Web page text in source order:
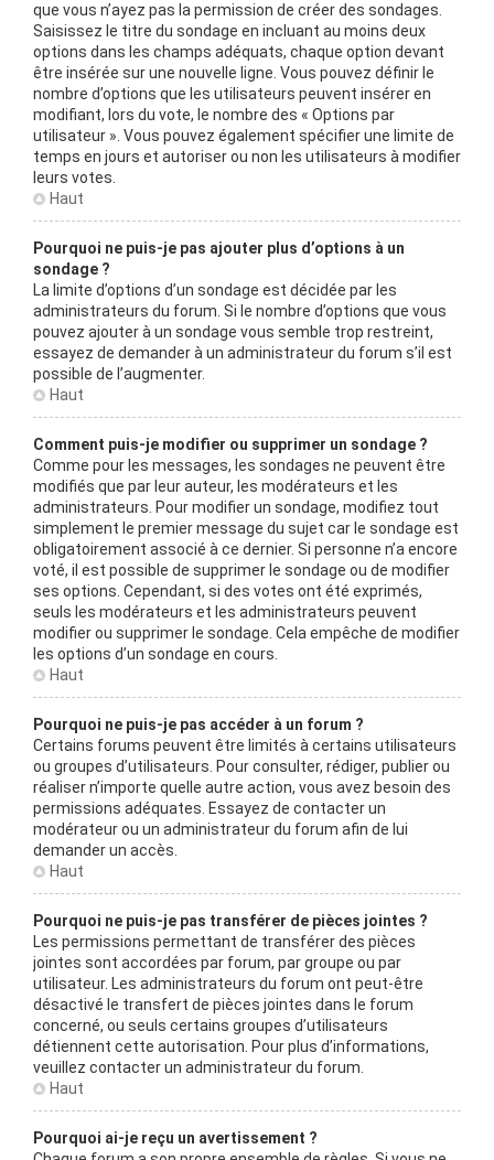
que vous n’ayez pas la permission de créer des sondages.
Saisissez le titre du sondage en incluant au moins deux
options dans les champs adéquats, chaque option devant
être insérée sur une nouvelle ligne. Vous pouvez définir le
nombre d’options que les utilisateurs peuvent insérer en
modifiant, lors du vote, le nombre des « Options par
utilisateur ». Vous pouvez également spécifier une limite de
temps en jours et autoriser ou non les utilisateurs à modifier
leurs votes.
Haut
Pourquoi ne puis-je pas ajouter plus d’options à un
sondage ?
La limite d’options d’un sondage est décidée par les
administrateurs du forum. Si le nombre d’options que vous
pouvez ajouter à un sondage vous semble trop restreint,
essayez de demander à un administrateur du forum s’il est
possible de l’augmenter.
Haut
Comment puis-je modifier ou supprimer un sondage ?
Comme pour les messages, les sondages ne peuvent être
modifiés que par leur auteur, les modérateurs et les
administrateurs. Pour modifier un sondage, modifiez tout
simplement le premier message du sujet car le sondage est
obligatoirement associé à ce dernier. Si personne n’a encore
voté, il est possible de supprimer le sondage ou de modifier
ses options. Cependant, si des votes ont été exprimés,
seuls les modérateurs et les administrateurs peuvent
modifier ou supprimer le sondage. Cela empêche de modifier
les options d’un sondage en cours.
Haut
Pourquoi ne puis-je pas accéder à un forum ?
Certains forums peuvent être limités à certains utilisateurs
ou groupes d’utilisateurs. Pour consulter, rédiger, publier ou
réaliser n’importe quelle autre action, vous avez besoin des
permissions adéquates. Essayez de contacter un
modérateur ou un administrateur du forum afin de lui
demander un accès.
Haut
Pourquoi ne puis-je pas transférer de pièces jointes ?
Les permissions permettant de transférer des pièces
jointes sont accordées par forum, par groupe ou par
utilisateur. Les administrateurs du forum ont peut-être
désactivé le transfert de pièces jointes dans le forum
concerné, ou seuls certains groupes d’utilisateurs
détiennent cette autorisation. Pour plus d’informations,
veuillez contacter un administrateur du forum.
Haut
Pourquoi ai-je reçu un avertissement ?